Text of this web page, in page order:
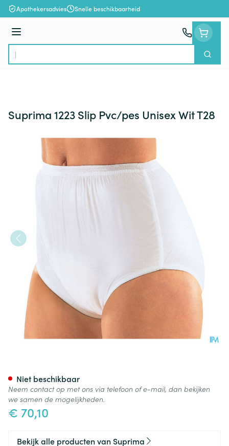
Ga naar de inhoud
Apothekersadvies Snelle beschikbaarheid
Menu
Product, merk, categorie...
Zoek
Suprima 1223 Slip Pvc/pes Unisex Wit T28
€ 70,10
Niet beschikbaar
Neem contact op met ons via telefoon of e-mail, dan bekijken
we samen de mogelijkheden.
Bekijk alle producten van Suprima